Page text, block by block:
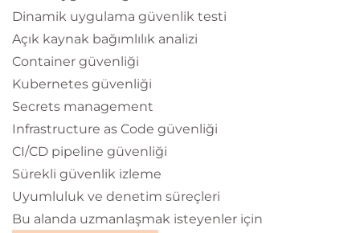
Dinamik uygulama güvenlik testi
Açık kaynak bağımlılık analizi
Container güvenliği
Kubernetes güvenliği
Secrets management
Infrastructure as Code güvenliği
CI/CD pipeline güvenliği
Sürekli güvenlik izleme
Uyumluluk ve denetim süreçleri
Bu alanda uzmanlaşmak isteyenler için